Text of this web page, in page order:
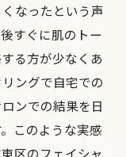
なったという声
すぐに肌のトー
る方が少なくあ
ングで自宅での
ンでの結果を日
このような実感
区のフェイシャ